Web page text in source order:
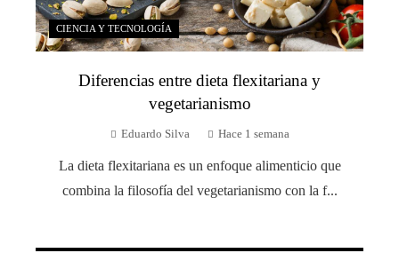
CIENCIA Y TECNOLOGÍA
Diferencias entre dieta flexitariana y
vegetarianismo
Eduardo Silva Hace 1 semana
La dieta flexitariana es un enfoque alimenticio que
combina la filosofía del vegetarianismo con la f...